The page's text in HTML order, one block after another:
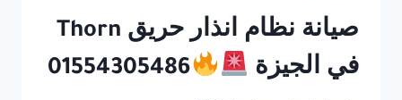
صيانة نظام انذار حريق Thorn
في الجيزة
01554305486